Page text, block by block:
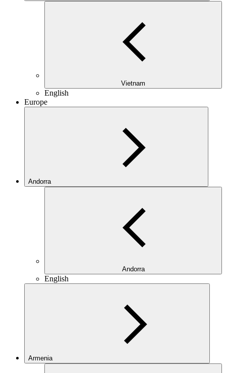
Vietnam
English
Europe
Andorra
Andorra
English
Armenia